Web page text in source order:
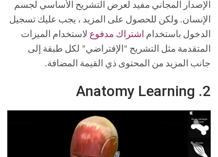
الإصدار المجاني مفيد لعرض التشريح الأساسي لجسم
الإنسان. ولكن للحصول على المزيد ، يجب عليك تسجيل
الدخول باستخدام اشتراك مدفوع لاستخدام الميزات
المتقدمة مثل التشريح “الإفتراضي” لكل طبقة إلى
جانب المزيد من المحتوى ذي القيمة المضافة.
2. Anatomy Learning